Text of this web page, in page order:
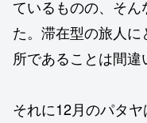
ているものの、そ
た。滞在型の旅人
所であることは間違
それに12月のパタ